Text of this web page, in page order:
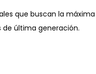
que buscan la
última generación.